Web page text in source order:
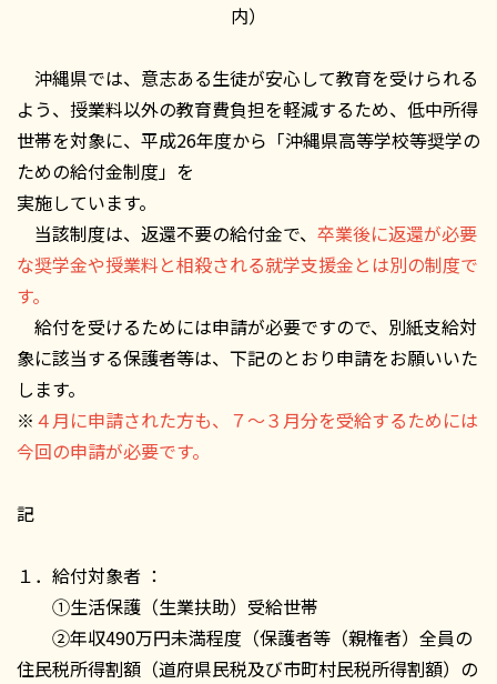
内）
沖縄県では、意志ある生徒が安心して教育を受けられる
よう、授業料以外の教育費負担を軽減するため、低中所得
世帯を対象に、平成26年度から「沖縄県高等学校等奨学の
ための給付金制度」を
実施しています。
当該制度は、返還不要の給付金で、 卒業後に返還が必要
な奨学金や授業料と相殺される就学支援金とは別の制度で
す。
給付を受けるためには申請が必要ですので、別紙支給対
象に該当する保護者等は、下記のとおり申請をお願いいた
します。
※ ４月に申請された方も、７～３月分を受給するためには
今回の申請が必要です。
記
１．給付対象者 ：
①生活保護（生業扶助）受給世帯
②年収490万円未満程度（保護者等（親権者）全員の
住民税所得割額（道府県民税及び市町村民税所得割額）の